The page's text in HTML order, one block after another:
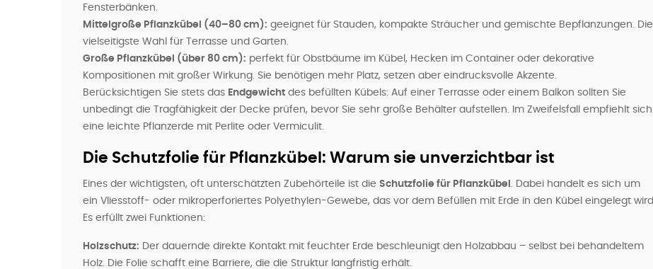
Fensterbänken.
Mittelgroße Pflanzkübel (40–80 cm): geeignet für Stauden, kompakte Sträucher und gemischte Bepflanzungen. Die
vielseitigste Wahl für Terrasse und Garten.
Große Pflanzkübel (über 80 cm): perfekt für Obstbäume im Kübel, Hecken im Container oder dekorative
Kompositionen mit großer Wirkung. Sie benötigen mehr Platz, setzen aber eindrucksvolle Akzente.
Berücksichtigen Sie stets das Endgewicht des befüllten Kübels: Auf einer Terrasse oder einem Balkon sollten Sie
unbedingt die Tragfähigkeit der Decke prüfen, bevor Sie sehr große Behälter aufstellen. Im Zweifelsfall empfiehlt sich
eine leichte Pflanzerde mit Perlite oder Vermiculit.
Die Schutzfolie für Pflanzkübel: Warum sie unverzichtbar ist
Eines der wichtigsten, oft unterschätzten Zubehörteile ist die Schutzfolie für Pflanzkübel
. Dabei handelt es sich um
ein Vliesstoff- oder mikroperforiertes Polyethylen-Gewebe, das vor dem Befüllen mit Erde in den Kübel eingelegt wird.
Es erfüllt zwei Funktionen:
Holzschutz: Der dauernde direkte Kontakt mit feuchter Erde beschleunigt den Holzabbau – selbst bei behandeltem
Holz. Die Folie schafft eine Barriere, die die Struktur langfristig erhält.